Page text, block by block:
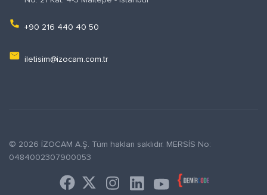
phone +90 216 440 40 50
email iletisim@izocam.com.tr
© 2026 İZOCAM A.Ş. Tüm hakları saklıdır. MERSİS No:
0484002307900053